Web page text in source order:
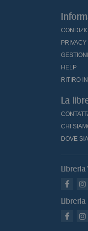
PRIVACY
HELP
RITIRO
La
CHI
DOVE
Libreria
Libreria